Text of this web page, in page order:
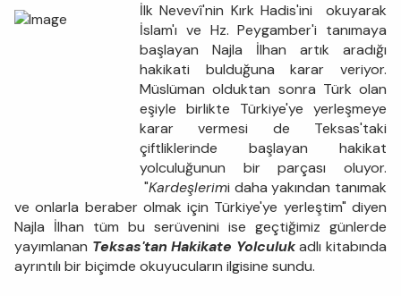
İlk Nevevî'nin Kırk Hadis'ini okuyarak
İslam'ı ve Hz. Peygamber'i tanımaya
başlayan Najla İlhan artık aradığı
hakikati bulduğuna karar veriyor.
Müslüman olduktan sonra Türk olan
eşiyle birlikte Türkiye'ye yerleşmeye
karar vermesi de Teksas'taki
çiftliklerinde başlayan hakikat
yolculuğunun bir parçası oluyor.
"Kardeşlerimi daha yakından tanımak
ve onlarla beraber olmak için Türkiye'ye yerleştim" diyen
Najla İlhan tüm bu serüvenini ise geçtiğimiz günlerde
yayımlanan Teksas'tan Hakikate Yolculukadlı kitabında
ayrıntılı bir biçimde okuyucuların ilgisine sundu.